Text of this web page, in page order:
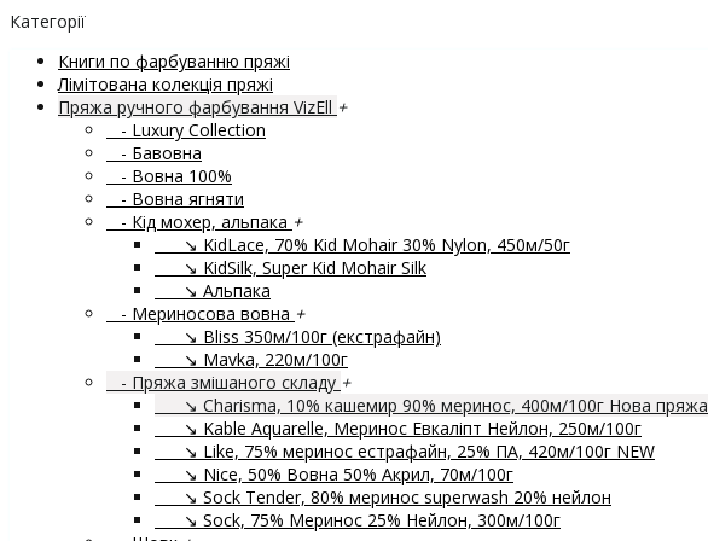
Категорії
Книги по фарбуванню пряжі
Лімітована колекція пряжі
Пряжа ручного фарбування VizEll +
- Luxury Collection
- Бавовна
- Вовна 100%
- Вовна ягняти
- Кід мохер, альпака +
↘ KidLace, 70% Kid Mohair 30% Nylon, 450м/50г
↘ KidSilk, Super Kid Mohair Silk
↘ Альпака
- Мериносова вовна +
↘ Bliss 350м/100г (екстрафайн)
↘ Mavka, 220м/100г
- Пряжа змішаного складу +
↘ Charisma, 10% кашемир 90% меринос, 400м/100г Нова пряжа
↘ Kable Aquarelle, Меринос Евкаліпт Нейлон, 250м/100г
↘ Like, 75% меринос естрафайн, 25% ПА, 420м/100г NEW
↘ Nice, 50% Вовна 50% Акрил, 70м/100г
↘ Sock Tender, 80% меринос superwash 20% нейлон
↘ Sock, 75% Меринос 25% Нейлон, 300м/100г